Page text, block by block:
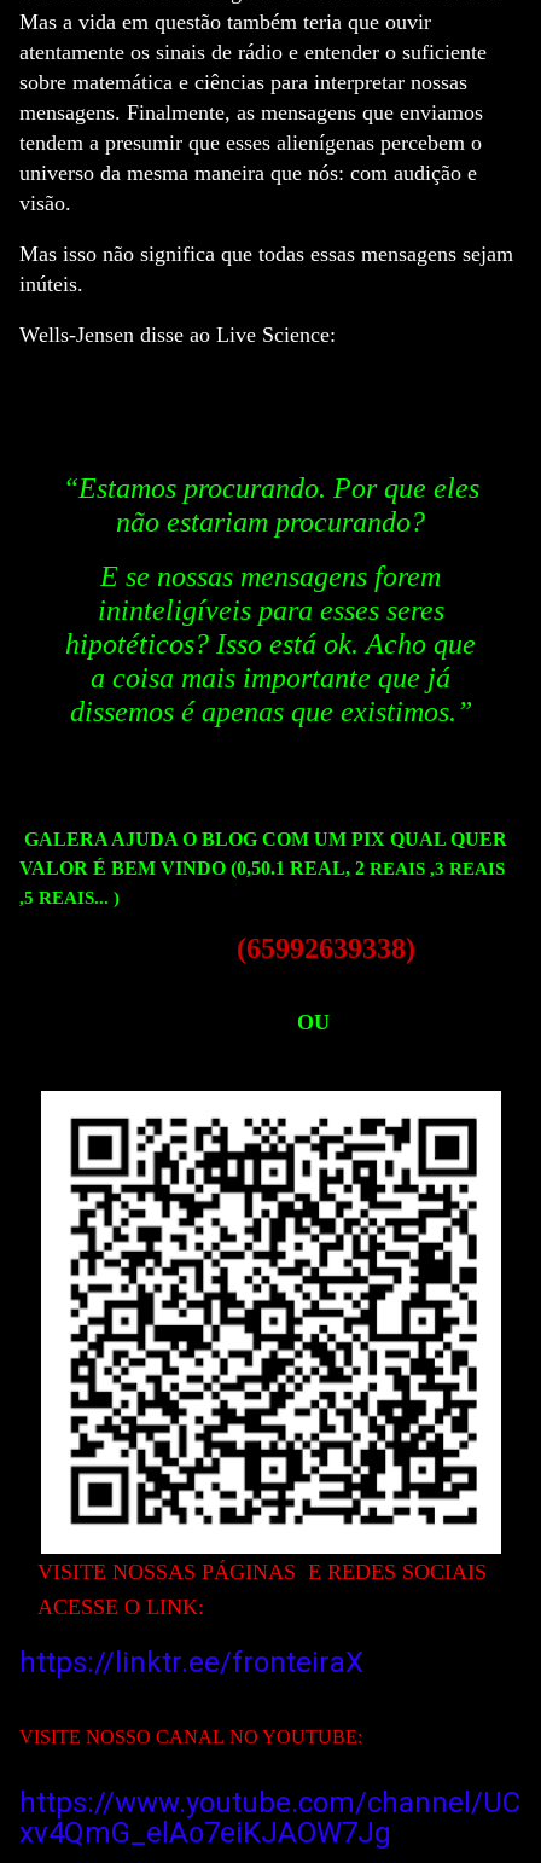
Mas a vida em questão também teria que ouvir
atentamente os sinais de rádio e entender o suficiente
sobre matemática e ciências para interpretar nossas
mensagens. Finalmente, as mensagens que enviamos
tendem a presumir que esses alienígenas percebem o
universo da mesma maneira que nós: com audição e
visão.
Mas isso não significa que todas essas mensagens sejam
inúteis.
Wells-Jensen disse ao Live Science:
“Estamos procurando. Por que eles
não estariam procurando?
E se nossas mensagens forem
ininteligíveis para esses seres
hipotéticos? Isso está ok. Acho que
a coisa mais importante que já
dissemos é apenas que existimos.”
GALERA AJUDA O BLOG COM UM PIX QUAL QUER
VALOR É BEM VINDO (0,50.1 REAL, 2 REAIS ,3 REAIS
,5 REAIS... )
(65992639338)
OU
VISITE NOSSAS PÁGINAS E REDES SOCIAIS
ACESSE O LINK:
https://linktr.ee/fronteiraX
VISITE NOSSO CANAL NO YOUTUBE:
https://www.youtube.com/channel/UC
xv4QmG_elAo7eiKJAOW7Jg